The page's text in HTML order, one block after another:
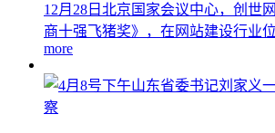
12月28日北京国家会议中心，创世
商十强飞猪奖》，在网站建设行业
more